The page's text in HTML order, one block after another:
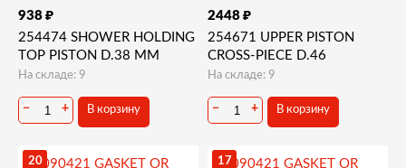
938 ₽
254474 SHOWER HOLDING
TOP PISTON D.38 MM
На складе: 9
− + В корзину
2448 ₽
254671 UPPER PISTON
CROSS-PIECE D.46
На складе: 9
− + В корзину
20 17